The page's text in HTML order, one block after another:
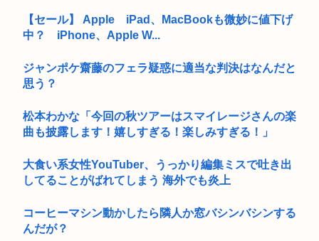
【セール】 Apple iPad、MacBookも微妙に値下げ
中？ iPhone、Apple W...
ジャンポケ齋藤のフェラ疑惑に適当な判決はなんだと
思う？
松本わかな「今回の秋ツアーはスマイレージさんの楽
曲も披露します！嬉しすぎる！楽しみすぎる！」
大食い系女性YouTuber、うっかり編集ミスで吐き出
してることがばれてしまう 海外でも炎上
コーヒーマシン動かしたら隣人か窓バシンバシンする
んだが？